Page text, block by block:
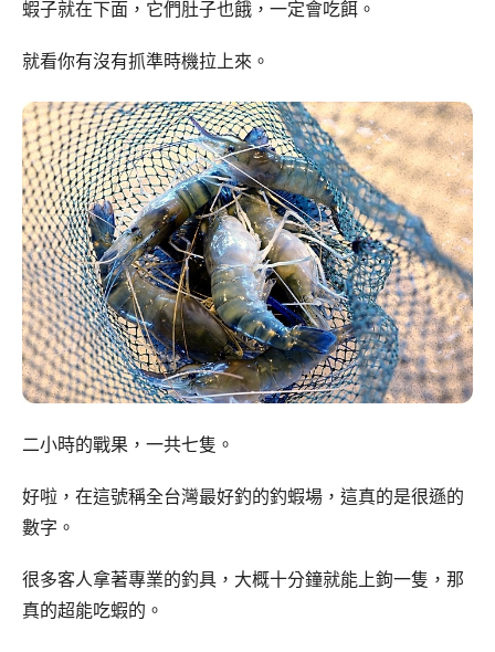
蝦子就在下面，它們肚子也餓，一定會吃餌。
就看你有沒有抓準時機拉上來。
二小時的戰果，一共七隻。
好啦，在這號稱全台灣最好釣的釣蝦場，這真的是很遜的
數字。
很多客人拿著專業的釣具，大概十分鐘就能上鉤一隻，那
真的超能吃蝦的。